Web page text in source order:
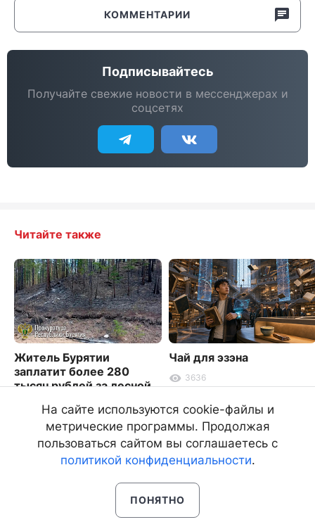
КОММЕНТАРИИ
Подписывайтесь
Получайте свежие новости в мессенджерах и
соцсетях
Читайте также
Житель Бурятии
заплатит более 280
тысяч рублей за лесной
Чай для эзэна
3636
На сайте используются cookie-файлы и
метрические программы. Продолжая
пользоваться сайтом вы соглашаетесь с
политикой конфиденциальности.
ПОНЯТНО